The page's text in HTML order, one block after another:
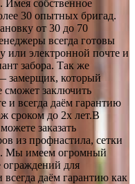
Имея собственное
30 опытных бригад.
от 30 до 70
всегда готовы
или электронной почте и
забора. Так же
замерщик, который
сможет заключить
и всегда даём гарантию
сроком до 2х лет.В
заказать
из профнастила, сетки
Мы имеем огромный
ограждений для
даём гарантию как